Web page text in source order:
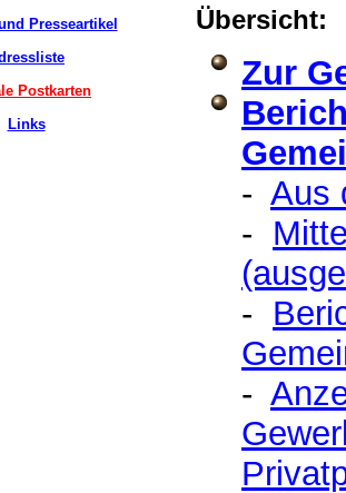
Presseartikel
Postkarten
Links
Zur
- Aus
-
-
-